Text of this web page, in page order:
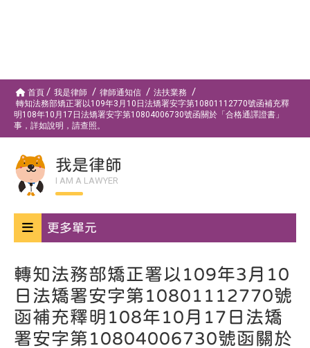
首頁 我是律師 律師通知信
法扶業務
轉知法務部矯正署以109年3月10日法矯署安字第10801112770號函補充釋
明108年10月17日法矯署安字第10804006730號函關於「合格通譯證書」
事，詳如說明，請查照。
我是律師
I AM A LAWYER
更多單元
轉知法務部矯正署以109年3月10
日法矯署安字第10801112770號
函補充釋明108年10月17日法矯
署安字第10804006730號函關於